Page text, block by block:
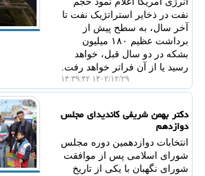
نفت در ذخایر استراتژیک نفت تا
آخر سال، به سطح پیش از
برداشت عظیم ۱۸۰ میلیون
بشکه در دو سال قبل، خواهد
رسید یا از آن فراتر خواهد رفت.
۱۴۰۲/۱۲/۲۹ ۱۴:۳۹:۴۲
دکتر بهمن شریفی کاندیدای مجلس
دوازدهم
انتخابات دوازدهمین دوره مجلس
شورای اسلامی پس از موافقت
شورای نگهبان با یکی از تاریخ